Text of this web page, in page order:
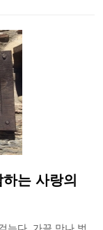
는 사랑의